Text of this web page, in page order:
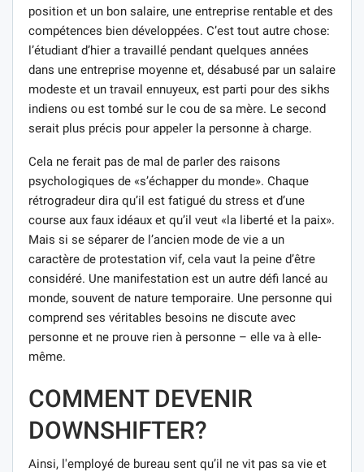
position et un bon salaire, une entreprise rentable et des
compétences bien développées. C’est tout autre chose:
l’étudiant d’hier a travaillé pendant quelques années
dans une entreprise moyenne et, désabusé par un salaire
modeste et un travail ennuyeux, est parti pour des sikhs
indiens ou est tombé sur le cou de sa mère. Le second
serait plus précis pour appeler la personne à charge.
Cela ne ferait pas de mal de parler des raisons
psychologiques de «s’échapper du monde». Chaque
rétrogradeur dira qu’il est fatigué du stress et d’une
course aux faux idéaux et qu’il veut «la liberté et la paix».
Mais si se séparer de l’ancien mode de vie a un
caractère de protestation vif, cela vaut la peine d’être
considéré. Une manifestation est un autre défi lancé au
monde, souvent de nature temporaire. Une personne qui
comprend ses véritables besoins ne discute avec
personne et ne prouve rien à personne – elle va à elle-
même.
COMMENT DEVENIR
DOWNSHIFTER?
Ainsi, l'employé de bureau sent qu’il ne vit pas sa vie et